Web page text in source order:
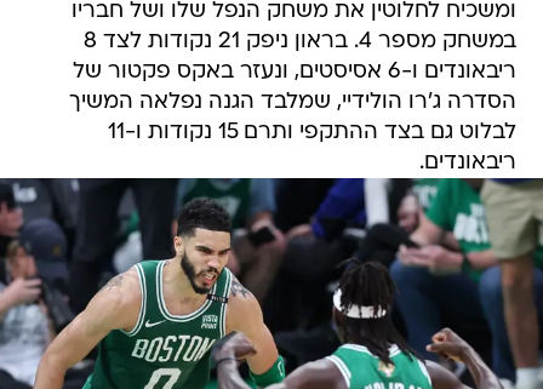
ומשכיח לחלוטין את משחק הנפל שלו ושל חבריו
במשחק מספר 4. בראון ניפק 21 נקודות לצד 8
ריבאונדים ו-6 אסיסטים, ונעזר באקס פקטור של
הסדרה ג'רו הולידיי, שמלבד הגנה נפלאה המשיך
לבלוט גם בצד ההתקפי ותרם 15 נקודות ו-11
ריבאונדים.